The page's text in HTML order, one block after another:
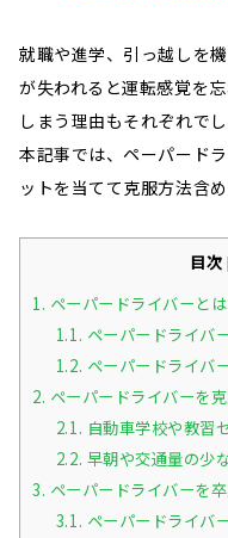
就職や進学、引っ越しを
が失われると運転感覚を
しまう理由もそれぞれでし
本記事では、ペーパード
ットを当てて克服方法含め
目次
1. ペーパードライバーと
1.1. ペーパードライバ
1.2. ペーパードライバ
2. ペーパードライバーを
2.1. 自動車学校や教習
2.2. 早朝や交通量の少
3. ペーパードライバーを
3.1. ペーパードライバ